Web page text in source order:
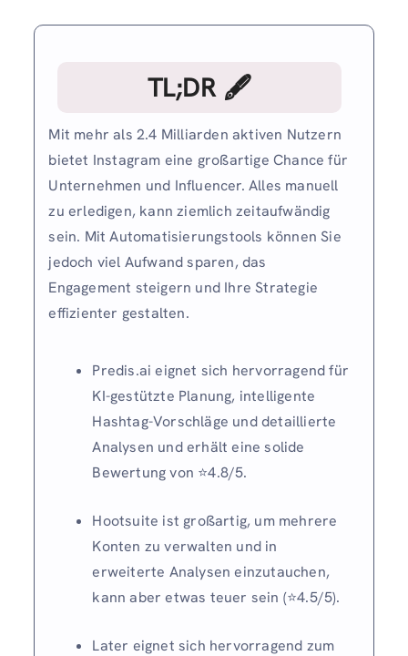
TL;DR 🖋
Mit mehr als 2.4 Milliarden aktiven Nutzern
bietet Instagram eine großartige Chance für
Unternehmen und Influencer. Alles manuell
zu erledigen, kann ziemlich zeitaufwändig
sein. Mit Automatisierungstools können Sie
jedoch viel Aufwand sparen, das
Engagement steigern und Ihre Strategie
effizienter gestalten.
Predis.ai eignet sich hervorragend für
KI-gestützte Planung, intelligente
Hashtag-Vorschläge und detaillierte
Analysen und erhält eine solide
Bewertung von ⭐️4.8/5.
Hootsuite ist großartig, um mehrere
Konten zu verwalten und in
erweiterte Analysen einzutauchen,
kann aber etwas teuer sein (⭐️4.5/5).
Later eignet sich hervorragend zum